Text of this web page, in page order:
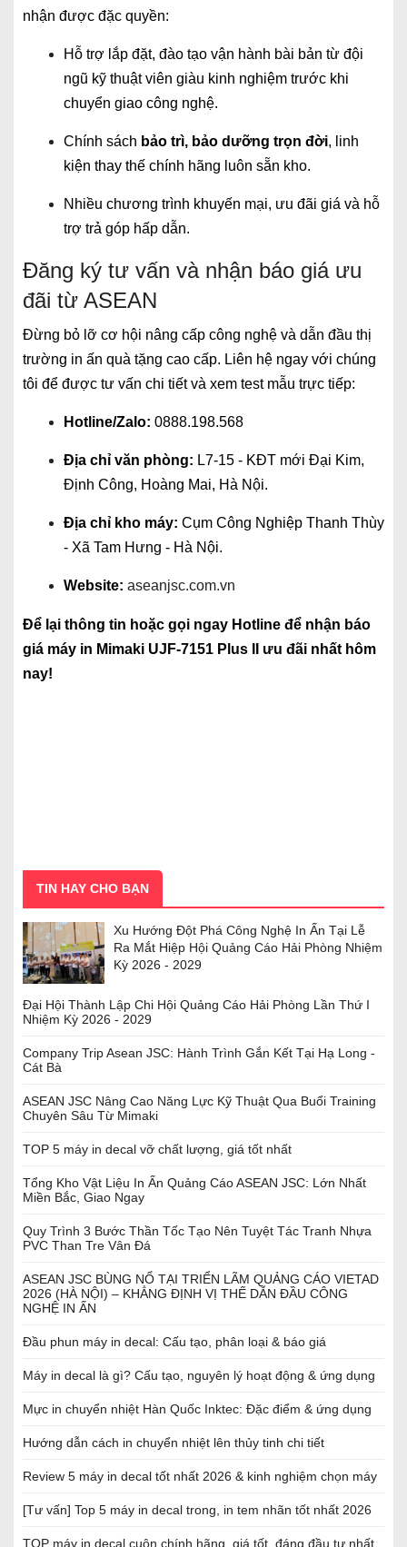
nhận được đặc quyền:
Hỗ trợ lắp đặt, đào tạo vận hành bài bản từ đội
ngũ kỹ thuật viên giàu kinh nghiệm trước khi
chuyển giao công nghệ.
Chính sách bảo trì, bảo dưỡng trọn đời, linh
kiện thay thế chính hãng luôn sẵn kho.
Nhiều chương trình khuyến mại, ưu đãi giá và hỗ
trợ trả góp hấp dẫn.
Đăng ký tư vấn và nhận báo giá ưu
đãi từ ASEAN
Đừng bỏ lỡ cơ hội nâng cấp công nghệ và dẫn đầu thị
trường in ấn quà tặng cao cấp. Liên hệ ngay với chúng
tôi để được tư vấn chi tiết và xem test mẫu trực tiếp:
Hotline/Zalo: 0888.198.568
Địa chỉ văn phòng: L7-15 - KĐT mới Đại Kim,
Định Công, Hoàng Mai, Hà Nội.
Địa chỉ kho máy: Cụm Công Nghiệp Thanh Thùy
- Xã Tam Hưng - Hà Nội.
Website: aseanjsc.com.vn
Để lại thông tin hoặc gọi ngay Hotline để nhận báo
giá máy in Mimaki UJF-7151 Plus II ưu đãi nhất hôm
nay!
TIN HAY CHO BẠN
Xu Hướng Đột Phá Công Nghệ In Ấn Tại Lễ
Ra Mắt Hiệp Hội Quảng Cáo Hải Phòng Nhiệm
Kỳ 2026 - 2029
Đại Hội Thành Lập Chi Hội Quảng Cáo Hải Phòng Lần Thứ I
Nhiệm Kỳ 2026 - 2029
Company Trip Asean JSC: Hành Trình Gắn Kết Tại Hạ Long -
Cát Bà
ASEAN JSC Nâng Cao Năng Lực Kỹ Thuật Qua Buổi Training
Chuyên Sâu Từ Mimaki
TOP 5 máy in decal vỡ chất lượng, giá tốt nhất
Tổng Kho Vật Liệu In Ấn Quảng Cáo ASEAN JSC: Lớn Nhất
Miền Bắc, Giao Ngay
Quy Trình 3 Bước Thần Tốc Tạo Nên Tuyệt Tác Tranh Nhựa
PVC Than Tre Vân Đá
ASEAN JSC BÙNG NỔ TẠI TRIỂN LÃM QUẢNG CÁO VIETAD
2026 (HÀ NỘI) – KHẲNG ĐỊNH VỊ THẾ DẪN ĐẦU CÔNG
NGHỆ IN ẤN
Đầu phun máy in decal: Cấu tạo, phân loại & báo giá
Máy in decal là gì? Cấu tạo, nguyên lý hoạt động & ứng dụng
Mực in chuyển nhiệt Hàn Quốc Inktec: Đặc điểm & ứng dụng
Hướng dẫn cách in chuyển nhiệt lên thủy tinh chi tiết
Review 5 máy in decal tốt nhất 2026 & kinh nghiệm chọn máy
[Tư vấn] Top 5 máy in decal trong, in tem nhãn tốt nhất 2026
TOP máy in decal cuộn chính hãng, giá tốt, đáng đầu tư nhất